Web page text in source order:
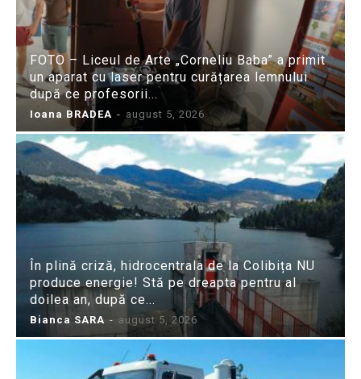
FOTO – Liceul de Arte „Corneliu Baba” a primit
un aparat cu laser pentru curățarea lemnului
după ce profesorii...
Ioana BRADEA - august 5, 2026
În plină criză, hidrocentrala de la Colibița NU
produce energie! Stă pe dreapta pentru al
doilea an, după ce...
Bianca SARA - august 5, 2026